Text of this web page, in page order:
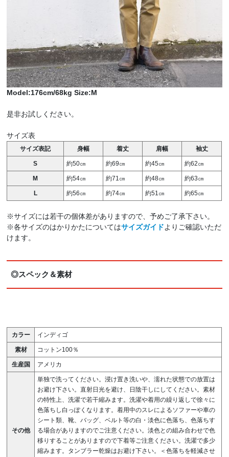
Model:176cm/68kg Size:M
是非お試しください。
サイズ表
サイズ表記 身幅 着丈 肩幅 袖丈
S 約50㎝ 約69㎝ 約45㎝ 約62㎝
M 約54㎝ 約71㎝ 約48㎝ 約63㎝
L 約56㎝ 約74㎝ 約51㎝ 約65㎝
※サイズには若干の個体差がありますので、予めご了承下さい。
※各サイズのはかりかたについてはサイズガイドよりご確認いただ
けます。
◎スペック＆素材
カラー インディゴ
素材 コットン100％
生産国 アメリカ
その他
単独で洗ってください。浸け置き洗いや、濡れた状態での放置は
お避け下さい。直射日光を避け、日陰干しにしてください。素材
の特性上、洗濯で若干縮みます。洗濯や着用の繰り返しで徐々に
色落ちし白っぽくなります。着用中のスレによるソファーや車の
シート類、靴、バッグ、ベルト等の白・淡色に色落ち、色落ちす
る場合がありますのでご注意ください。淡色との組み合わせで色
移りすることがありますので下着等ご注意ください。洗濯で多少
縮みます。タンブラー乾燥はお避け下さい。＜色落ちを軽減させ